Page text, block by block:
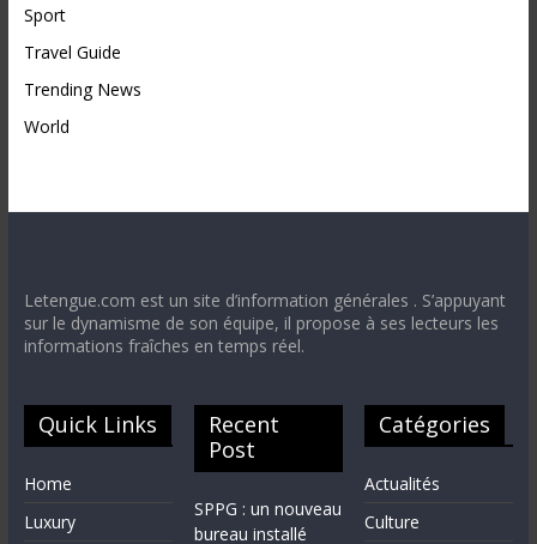
Sport
Travel Guide
Trending News
World
Letengue.com est un site d’information générales . S’appuyant
sur le dynamisme de son équipe, il propose à ses lecteurs les
informations fraîches en temps réel.
Quick Links
Home
Luxury
Recent
Post
SPPG : un nouveau
bureau installé
Catégories
Actualités
Culture